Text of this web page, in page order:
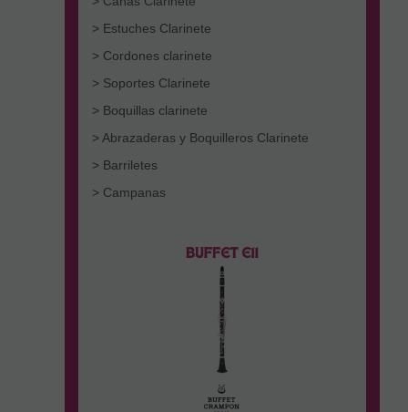
> Estuches Clarinete
> Cordones clarinete
> Soportes Clarinete
> Boquillas clarinete
> Abrazaderas y Boquilleros Clarinete
> Barriletes
> Campanas